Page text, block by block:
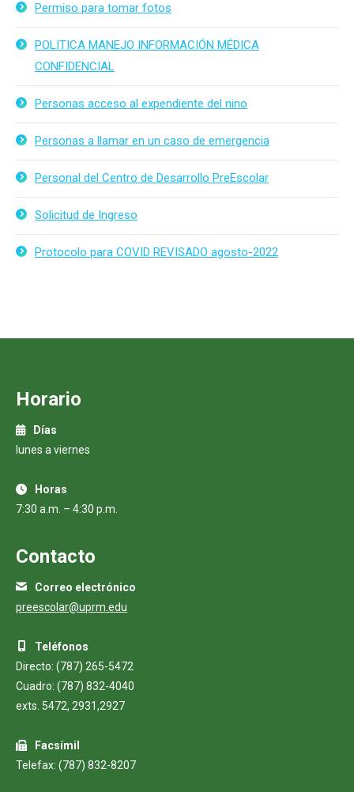
Permiso para tomar fotos
POLITICA MANEJO INFORMACIÓN MÉDICA
CONFIDENCIAL
Personas acceso al expendiente del nino
Personas a llamar en un caso de emergencia
Personal del Centro de Desarrollo PreEscolar
Solicitud de Ingreso
Protocolo para COVID REVISADO agosto-2022
Horario
Días
lunes a viernes
Horas
7:30 a.m. – 4:30 p.m.
Contacto
Correo electrónico
preescolar@uprm.edu
Teléfonos
Directo: (787) 265-5472
Cuadro: (787) 832-4040
exts. 5472, 2931,2927
Facsímil
Telefax: (787) 832-8207